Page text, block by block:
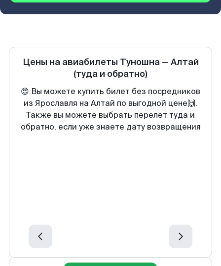
Цены на авиабилеты Туношна— Алтай
(туда и обратно)
😍 Вы можете купить билет без посредников
из Ярославля на Алтай по выгодной цене🙌.
Также вы можете выбрать перелет туда и
обратно, если уже знаете дату возвращения